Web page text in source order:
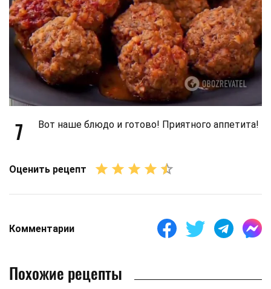
7 Вот наше блюдо и готово! Приятного аппетита!
Оценить рецепт
Комментарии
Похожие рецепты